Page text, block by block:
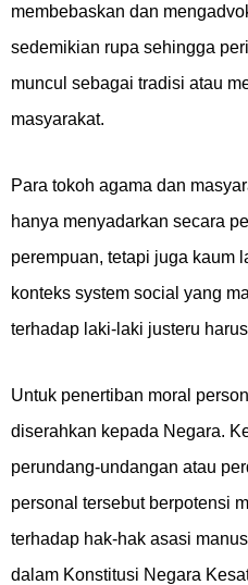
membebaskan dan
sedemikian rupa sehingga
muncul sebagai tradisi atau
masyarakat.
Para tokoh agama dan
hanya menyadarkan secara
perempuan, tetapi juga kaum
konteks system social yang
terhadap laki-laki justeru
Untuk penertiban moral
diserahkan kepada Negara.
perundang-undangan atau
personal tersebut berpotensi
terhadap hak-hak asasi
dalam Konstitusi Negara